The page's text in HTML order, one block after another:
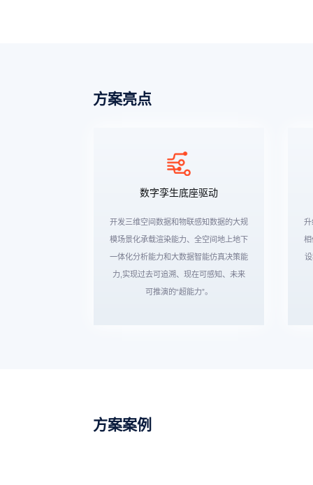
方案亮点
数字孪生底座驱动
开发三维空间数据和物联感知数据的大规
模场景化承载渲染能力、全空间地上地下
一体化分析能力和大数据智能仿真决策能
力,实现过去可追溯、现在可感知、未来
可推演的“超能力”。
升
相
方案案例